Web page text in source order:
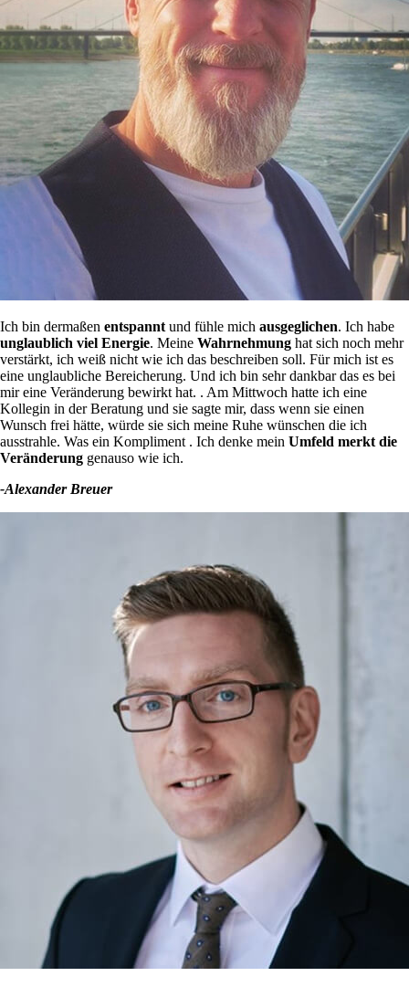
Ich bin dermaßen entspannt und fühle mich ausgeglichen. Ich habe
unglaublich viel Energie. Meine Wahrnehmung hat sich noch mehr
verstärkt, ich weiß nicht wie ich das beschreiben soll. Für mich ist es
eine unglaubliche Bereicherung. Und ich bin sehr dankbar das es bei
mir eine Veränderung bewirkt hat. . Am Mittwoch hatte ich eine
Kollegin in der Beratung und sie sagte mir, dass wenn sie einen
Wunsch frei hätte, würde sie sich meine Ruhe wünschen die ich
ausstrahle. Was ein Kompliment . Ich denke mein Umfeld merkt die
Veränderung genauso wie ich.
-Alexander Breuer